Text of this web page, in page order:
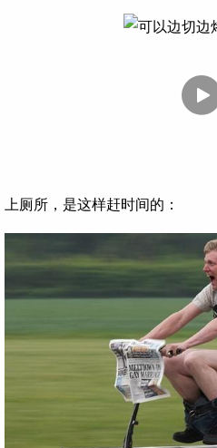
上厕所，是这样赶时间的：